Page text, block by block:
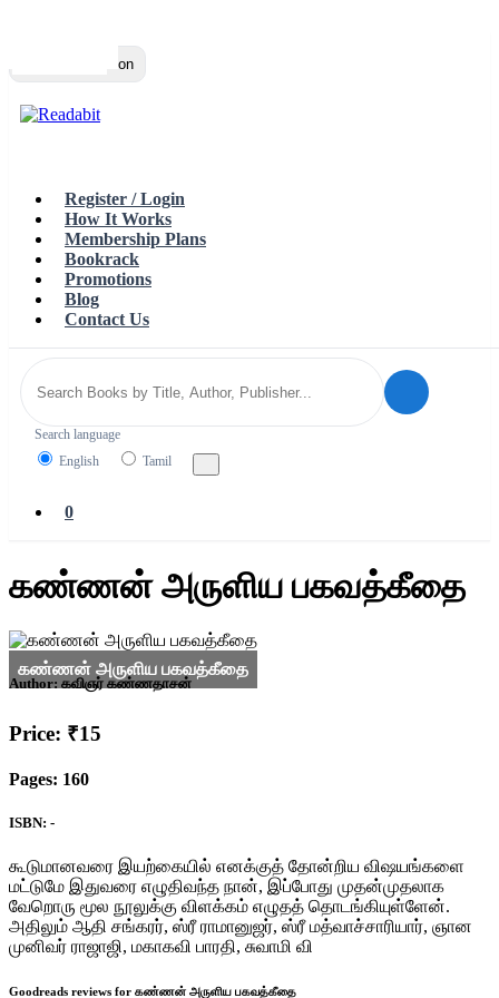
Toggle navigation
Register / Login
How It Works
Membership Plans
Bookrack
Promotions
Blog
Contact Us
Search language
English
Tamil
0
கண்ணன் அருளிய பகவத்கீதை
Author: கவிஞர் கண்ணதாசன்
Price: ₹15
Pages: 160
ISBN: -
கூடுமானவரை இயற்கையில் எனக்குத் தோன்றிய விஷயங்களை
மட்டுமே இதுவரை எழுதிவந்த நான், இப்போது முதன்முதலாக
வேறொரு மூல நூலுக்கு விளக்கம் எழுதத் தொடங்கியுள்ளேன்.
அதிலும் ஆதி சங்கரர், ஸ்ரீ ராமானுஜர், ஸ்ரீ மத்வாச்சாரியார், ஞான
முனிவர் ராஜாஜி, மகாகவி பாரதி, சுவாமி வி
Goodreads reviews for கண்ணன் அருளிய பகவத்கீதை